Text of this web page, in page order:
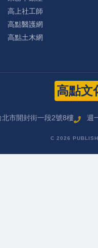
高上社工師
高點醫護網
高點土木網
高點文
北市開封街一段2號8樓 週
C 2026